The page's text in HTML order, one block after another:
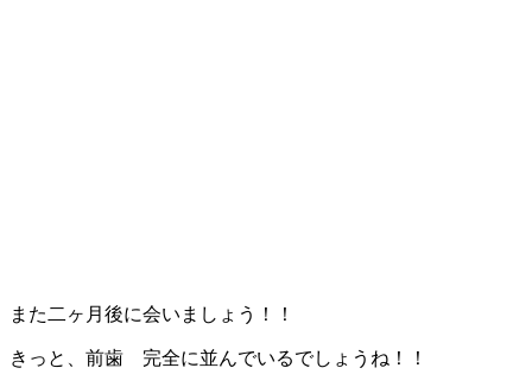
また二ヶ月後に会いましょう！！
きっと、前歯 完全に並んでいるでしょうね！！